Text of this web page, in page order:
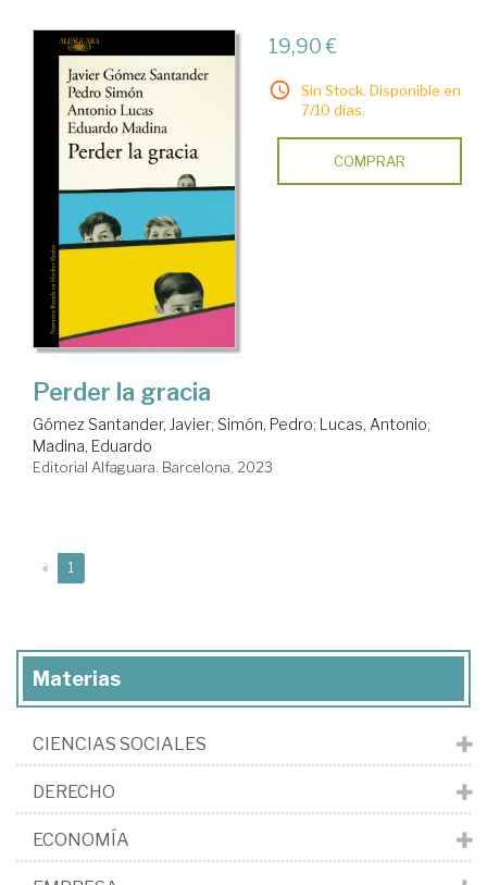
19,90 €
Sin Stock. Disponible en
7/10 días.
COMPRAR
Perder la gracia
Gómez Santander, Javier; Simón, Pedro; Lucas, Antonio;
Madina, Eduardo
Editorial Alfaguara. Barcelona, 2023
« 1
Materias
CIENCIAS SOCIALES
DERECHO
ECONOMÍA